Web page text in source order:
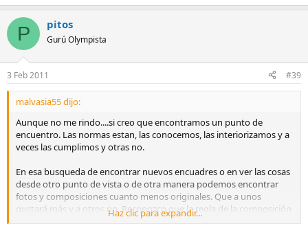
P pitos
Gurú Olympista
3 Feb 2011 #39
malvasia55 dijo:
Aunque no me rindo....si creo que encontramos un punto de
encuentro. Las normas estan, las conocemos, las interiorizamos y a
veces las cumplimos y otras no.
En esa busqueda de encontrar nuevos encuadres o en ver las cosas
desde otro punto de vista o de otra manera podemos encontrar
fotos y composiciones cuanto menos originales. Que a unos
gustará más y a otros no. Reconozco que la regla de la composición
encorseta mucho la creación. y cuando creamos lo que queremos
Haz clic para expandir...